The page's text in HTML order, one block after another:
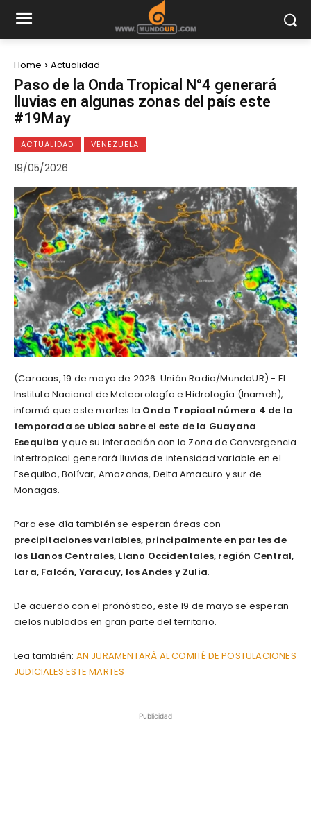
Home Actualidad
Paso de la Onda Tropical N°4 generará
lluvias en algunas zonas del país este
#19May
ACTUALIDAD VENEZUELA
19/05/2026
(Caracas, 19 de mayo de 2026. Unión Radio/MundoUR).- El
Instituto Nacional de Meteorología e Hidrología (Inameh),
informó que este martes la Onda Tropical número 4 de la
temporada se ubica sobre el este de la Guayana
Esequiba y que su interacción con la Zona de Convergencia
Intertropical generará lluvias de intensidad variable en el
Esequibo, Bolívar, Amazonas, Delta Amacuro y sur de
Monagas.
Para ese día también se esperan áreas con
precipitaciones variables, principalmente en partes de
los Llanos Centrales, Llano Occidentales, región Central,
Lara, Falcón, Yaracuy, los Andes y Zulia.
De acuerdo con el pronóstico, este 19 de mayo se esperan
cielos nublados en gran parte del territorio.
Lea también: AN JURAMENTARÁ AL COMITÉ DE POSTULACIONES
JUDICIALES ESTE MARTES
Publicidad